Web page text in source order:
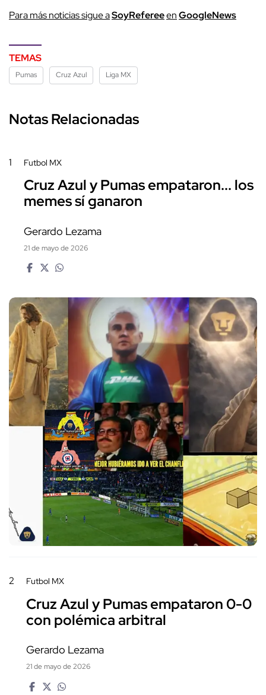
Para más noticias sigue aSoyRefereeenGoogleNews
TEMAS
Pumas Cruz Azul Liga MX
Notas Relacionadas
1 Futbol MX
Cruz Azul y Pumas empataron... los
memes sí ganaron
Gerardo Lezama
21 de mayo de 2026
2 Futbol MX
Cruz Azul y Pumas empataron 0-0
con polémica arbitral
Gerardo Lezama
21 de mayo de 2026